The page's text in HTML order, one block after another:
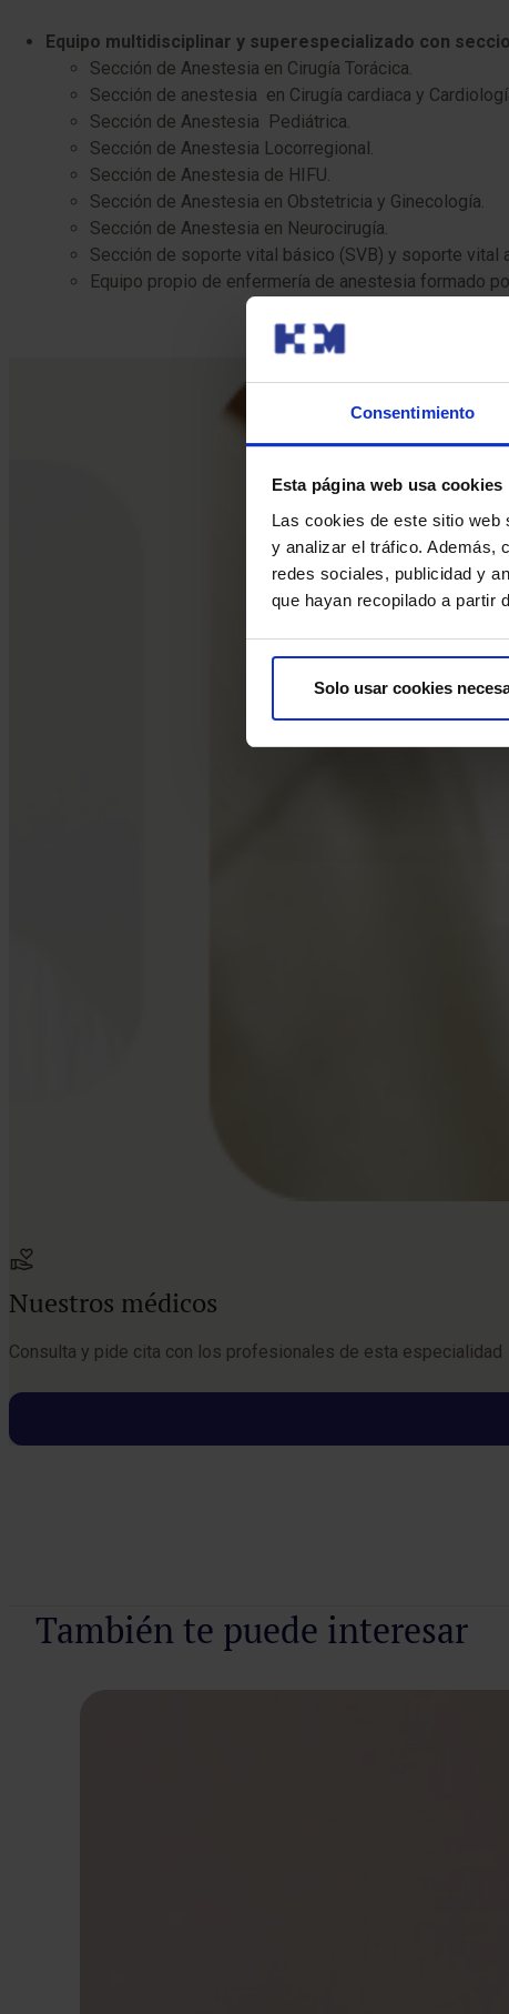
Consentimiento
Esta página web usa cookies
Las cookies de este sitio web
y analizar el tráfico. Además,
redes sociales, publicidad y
que hayan recopilado a partir
Solo usar cookies
Equipo multidisciplinar y superespecializado con
Sección de Anestesia en Cirugía Torácica.
Sección de anestesia en Cirugía cardiaca y
Sección de Anestesia Pediátrica.
Sección de Anestesia Locorregional.
Sección de Anestesia de HIFU.
Sección de Anestesia en Obstetricia y Ginecología.
Sección de Anestesia en Neurocirugía.
Sección de soporte vital básico (SVB) y soporte vital
Equipo propio de enfermería de anestesia formado
Nuestros médicos
Consulta y pide cita con los profesionales de esta especialidad
Pedir cita
También te puede interesar